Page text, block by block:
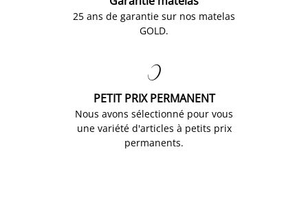
25 ans de garantie sur nos matelas
GOLD.

PETIT PRIX PERMANENT
Nous avons sélectionné pour vous
une variété d'articles à petits prix
permanents.